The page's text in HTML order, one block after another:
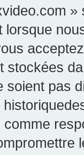
lorsque
stockées
soient pas